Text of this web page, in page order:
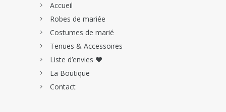
Accueil
Robes de mariée
Costumes de marié
Tenues & Accessoires
Liste d’envies ♥
La Boutique
Contact